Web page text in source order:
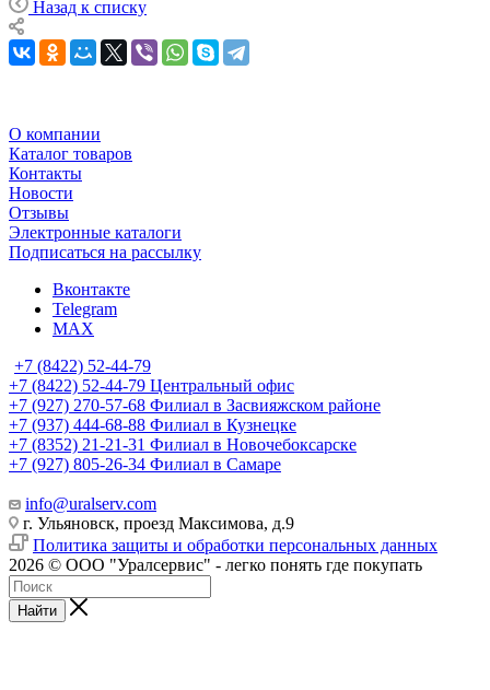
Назад к списку
О компании
Каталог товаров
Контакты
Новости
Отзывы
Электронные каталоги
Подписаться на рассылку
Вконтакте
Telegram
MAX
+7 (8422) 52-44-79
+7 (8422) 52-44-79 Центральный офис
+7 (927) 270-57-68 Филиал в Засвияжском районе
+7 (937) 444-68-88 Филиал в Кузнецке
+7 (8352) 21-21-31 Филиал в Новочебоксарске
+7 (927) 805-26-34 Филиал в Самаре
info@uralserv.com
г. Ульяновск, проезд Максимова, д.9
Политика защиты и обработки персональных данных
2026 © ООО "Уралсервис" - легко понять где покупать
Найти